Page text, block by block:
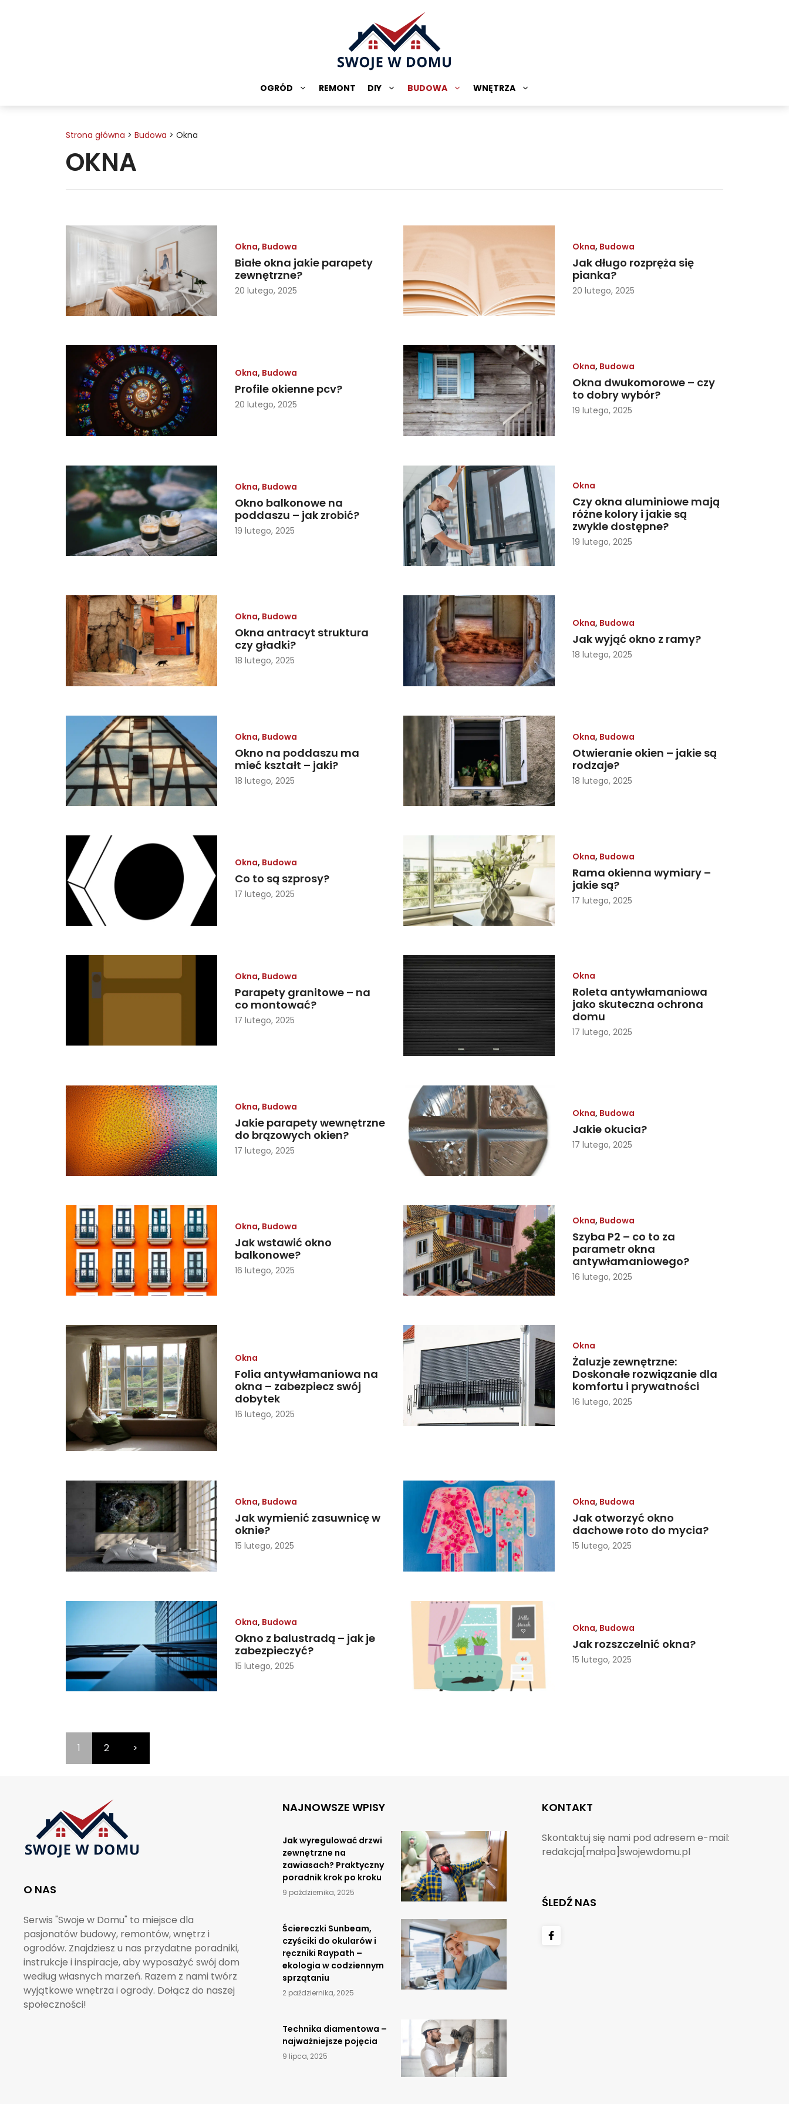
OGRÓD REMONT DIY BUDOWA WNĘTRZA
Strona główna > Budowa > Okna
OKNA
Okna, Budowa
Białe okna jakie parapety
zewnętrzne?
20 lutego, 2025
Okna, Budowa
Jak długo rozpręża się
pianka?
20 lutego, 2025
Okna, Budowa
Profile okienne pcv?
20 lutego, 2025
Okna, Budowa
Okna dwukomorowe – czy
to dobry wybór?
19 lutego, 2025
Okna, Budowa
Okno balkonowe na
poddaszu – jak zrobić?
19 lutego, 2025
Okna
Czy okna aluminiowe mają
różne kolory i jakie są
zwykle dostępne?
19 lutego, 2025
Okna, Budowa
Okna antracyt struktura
czy gładki?
18 lutego, 2025
Okna, Budowa
Jak wyjąć okno z ramy?
18 lutego, 2025
Okna, Budowa
Okno na poddaszu ma
mieć kształt – jaki?
18 lutego, 2025
Okna, Budowa
Otwieranie okien – jakie są
rodzaje?
18 lutego, 2025
Okna, Budowa
Co to są szprosy?
17 lutego, 2025
Okna, Budowa
Rama okienna wymiary –
jakie są?
17 lutego, 2025
Okna, Budowa
Parapety granitowe – na
co montować?
17 lutego, 2025
Okna
Roleta antywłamaniowa
jako skuteczna ochrona
domu
17 lutego, 2025
Okna, Budowa
Jakie parapety wewnętrzne
do brązowych okien?
17 lutego, 2025
Okna, Budowa
Jakie okucia?
17 lutego, 2025
Okna, Budowa
Jak wstawić okno
balkonowe?
16 lutego, 2025
Okna, Budowa
Szyba P2 – co to za
parametr okna
antywłamaniowego?
16 lutego, 2025
Okna
Folia antywłamaniowa na
okna – zabezpiecz swój
dobytek
16 lutego, 2025
Okna
Żaluzje zewnętrzne:
Doskonałe rozwiązanie dla
komfortu i prywatności
16 lutego, 2025
Okna, Budowa
Jak wymienić zasuwnicę w
oknie?
15 lutego, 2025
Okna, Budowa
Jak otworzyć okno
dachowe roto do mycia?
15 lutego, 2025
Okna, Budowa
Okno z balustradą – jak je
zabezpieczyć?
15 lutego, 2025
Okna, Budowa
Jak rozszczelnić okna?
15 lutego, 2025
1 2 >
O NAS
Serwis "Swoje w Domu" to miejsce dla
pasjonatów budowy, remontów, wnętrz i
ogrodów. Znajdziesz u nas przydatne poradniki,
instrukcje i inspiracje, aby wyposażyć swój dom
według własnych marzeń. Razem z nami twórz
wyjątkowe wnętrza i ogrody. Dołącz do naszej
społeczności!
NAJNOWSZE WPISY
Jak wyregulować drzwi
zewnętrzne na
zawiasach? Praktyczny
poradnik krok po kroku
9 października, 2025
Ściereczki Sunbeam,
czyściki do okularów i
ręczniki Raypath –
ekologia w codziennym
sprzątaniu
2 października, 2025
​Technika diamentowa –
najważniejsze pojęcia
9 lipca, 2025
KONTAKT
Skontaktuj się nami pod adresem e-mail:
redakcja[małpa]swojewdomu.pl
ŚLEDŹ NAS